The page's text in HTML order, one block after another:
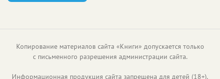
Копирование материалов сайта «Книги» допускается только
с письменного разрешения администрации сайта.
Информационная продукция сайта запрещена для детей (18+).